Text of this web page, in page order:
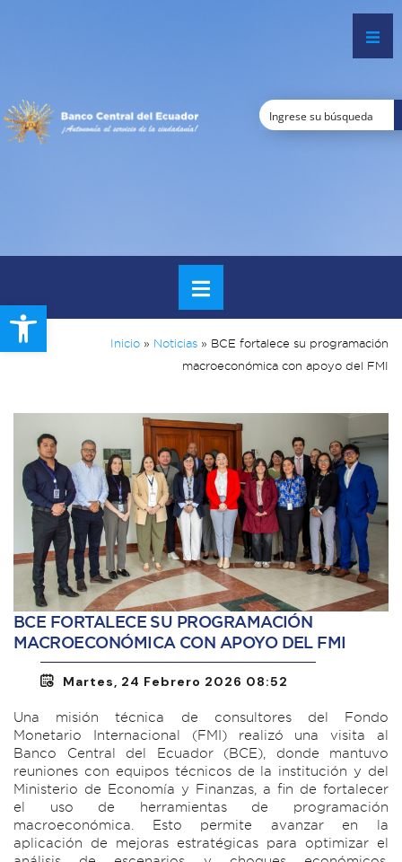
Open toolbar
Inicio » Noticias » BCE fortalece su programación
macroeconómica con apoyo del FMI
BCE FORTALECE SU PROGRAMACIÓN
MACROECONÓMICA CON APOYO DEL FMI
Martes, 24 Febrero 2026 08:52
Una misión técnica de consultores del Fondo
Monetario Internacional (FMI) realizó una visita al
Banco Central del Ecuador (BCE), donde mantuvo
reuniones con equipos técnicos de la institución y del
Ministerio de Economía y Finanzas, a fin de fortalecer
el uso de herramientas de programación
macroeconómica. Esto permite avanzar en la
aplicación de mejoras estratégicas para optimizar el